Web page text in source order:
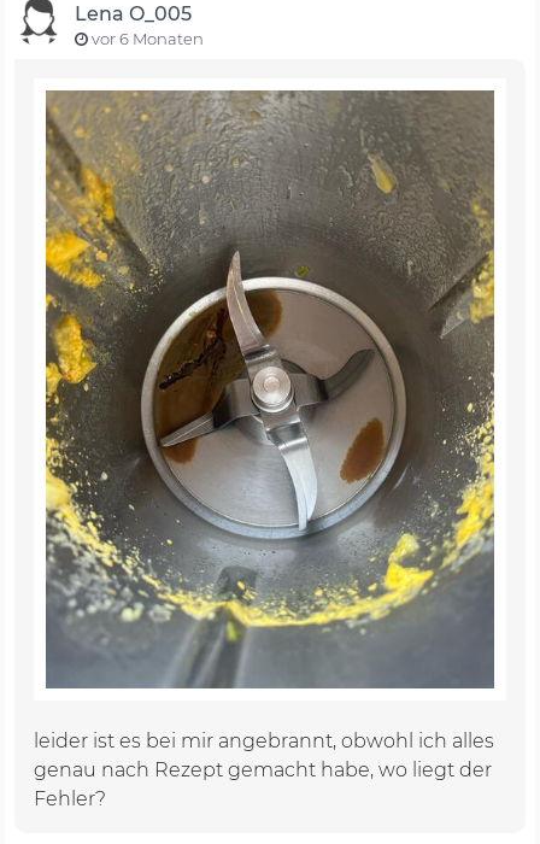
Lena O_005
vor 6 Monaten
leider ist es bei mir angebrannt, obwohl ich alles
genau nach Rezept gemacht habe, wo liegt der
Fehler?